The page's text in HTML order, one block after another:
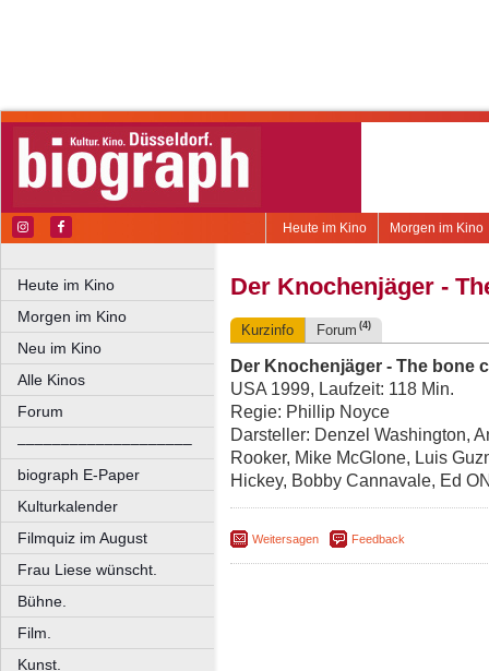
Morgen im Kino
Heute im Kino
Heute im Kino
Morgen im Kino
Neu im Kino
Alle Kinos
Forum
––––––––––––––––––––
biograph E-Paper
Kulturkalender
Filmquiz im August
Frau Liese wünscht.
Bühne.
Film.
Kunst.
Der Knochenjäger -
Kurzinfo Forum (4)
Der Knochenjäger - The bone
USA 1999, Laufzeit: 118 Min.
Regie: Phillip Noyce
Darsteller: Denzel Washington,
Rooker, Mike McGlone, Luis
Hickey, Bobby Cannavale, Ed
Weitersagen Feedback